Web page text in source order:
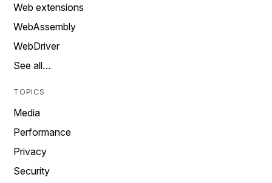
Web extensions
WebAssembly
WebDriver
See all…
TOPICS
Media
Performance
Privacy
Security